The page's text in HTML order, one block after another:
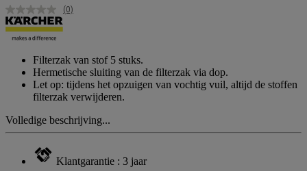
Geen
(0)
Filterzak van stof 5 stuks.
Hermetische sluiting van de filterzak via dop.
Let op: tijdens het opzuigen van vochtig vuil, altijd de stoffen
filterzak verwijderen.
Volledige beschrijving...
Klantgarantie : 3 jaar